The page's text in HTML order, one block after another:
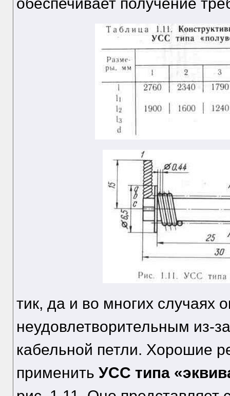
тик, да и во многих случаях
неудовлетворительным из-
кабельной петли. Хорошие
применить УСС типа